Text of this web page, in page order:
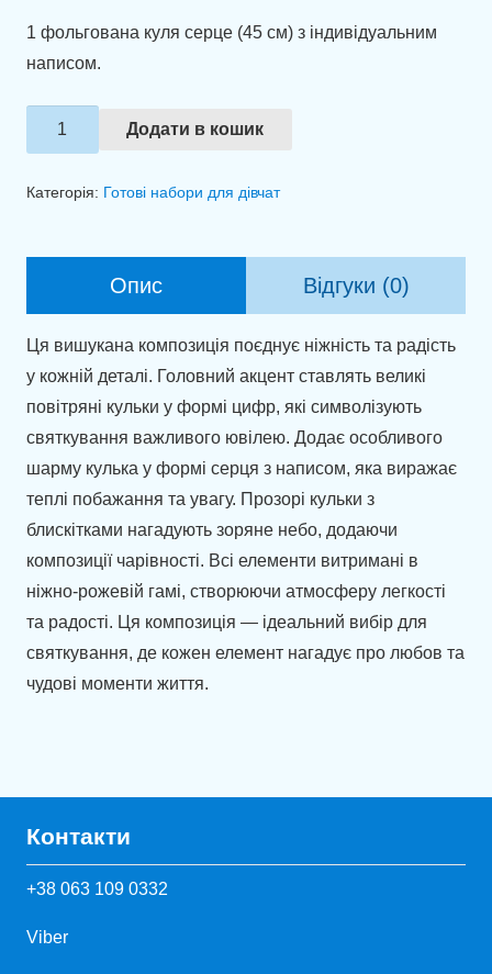
1 фольгована куля серце (45 см) з індивідуальним
написом.
Композиція
із
Додати в кошик
Категорія: Готові набори для дівчат
Опис Відгуки (0)
Ця вишукана композиція поєднує ніжність та радість
у кожній деталі. Головний акцент ставлять великі
повітряні кульки у формі цифр, які символізують
святкування важливого ювілею. Додає особливого
шарму кулька у формі серця з написом, яка виражає
теплі побажання та увагу. Прозорі кульки з
блискітками нагадують зоряне небо, додаючи
композиції чарівності. Всі елементи витримані в
ніжно-рожевій гамі, створюючи атмосферу легкості
та радості. Ця композиція — ідеальний вибір для
святкування, де кожен елемент нагадує про любов та
чудові моменти життя.
Контакти
+38 063 109 0332
Viber